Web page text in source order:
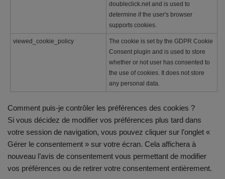
doubleclick.net and is used to
determine if the user's browser
supports cookies.
viewed_cookie_policy
The cookie is set by the GDPR Cookie
Consent plugin and is used to store
whether or not user has consented to
the use of cookies. It does not store
any personal data.
Comment puis-je contrôler les préférences des cookies ?
Si vous décidez de modifier vos préférences plus tard dans
votre session de navigation, vous pouvez cliquer sur l’onglet «
Gérer le consentement » sur votre écran. Cela affichera à
nouveau l’avis de consentement vous permettant de modifier
vos préférences ou de retirer votre consentement entièrement.